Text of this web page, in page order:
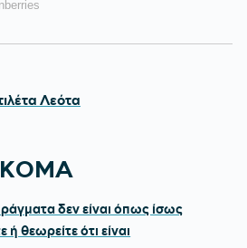
Λεότα
δεν είναι όπως ίσως
θεωρείτε ότι είναι